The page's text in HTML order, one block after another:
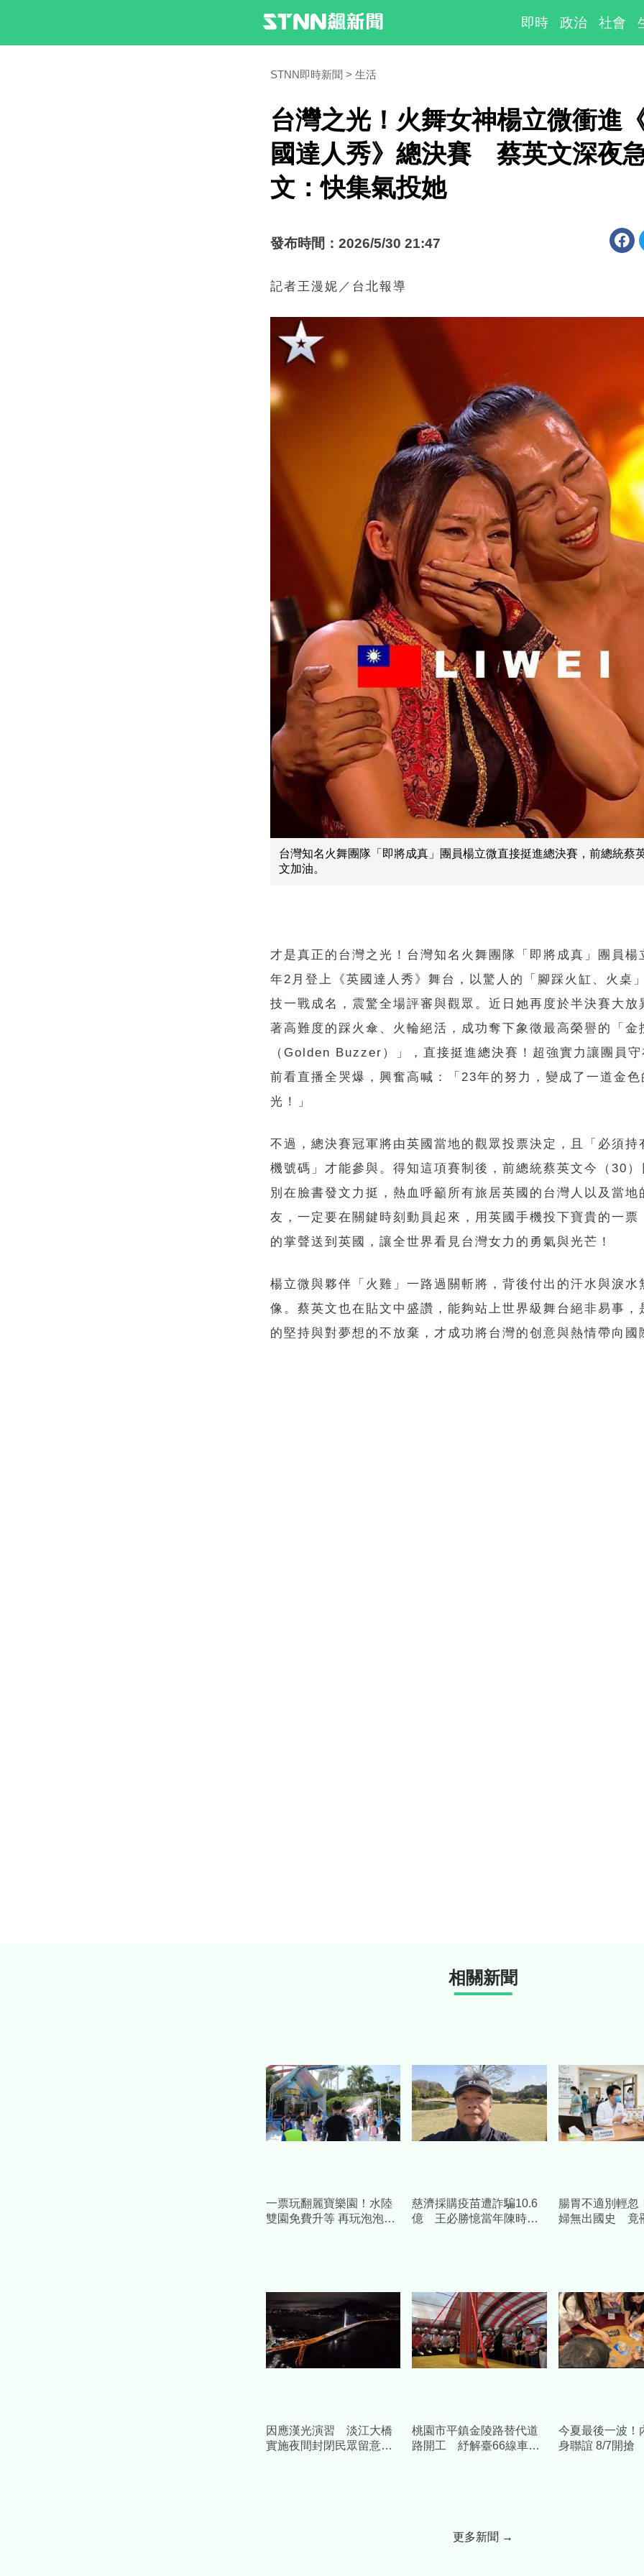
即時 政治 社會
STNN即時新聞 生活
台灣之光！火舞女神楊立微衝進
國達人秀》總決賽 蔡英文深夜
文：快集氣投她
發布時間：2026/5/30 21:47
記者王漫妮／台北報導
台灣知名火舞團隊「即將成真」團員楊立微直接挺進總決賽，前總統蔡
文加油。
才是真正的台灣之光！台灣知名火舞團隊「即將成真」團員楊
年2月登上《英國達人秀》舞台，以驚人的「腳踩火缸、火桌
技一戰成名，震驚全場評審與觀眾。近日她再度於半決賽大放
著高難度的踩火傘、火輪絕活，成功奪下象徵最高榮譽的「金
（Golden Buzzer）」，直接挺進總決賽！超強實力讓團員守
前看直播全哭爆，興奮高喊：「23年的努力，變成了一道金色
光！」
不過，總決賽冠軍將由英國當地的觀眾投票決定，且「必須持
機號碼」才能參與。得知這項賽制後，前總統蔡英文今（30）
別在臉書發文力挺，熱血呼籲所有旅居英國的台灣人以及當地
友，一定要在關鍵時刻動員起來，用英國手機投下寶貴的一票
的掌聲送到英國，讓全世界看見台灣女力的勇氣與光芒！
楊立微與夥伴「火雞」一路過關斬將，背後付出的汗水與淚水
像。蔡英文也在貼文中盛讚，能夠站上世界級舞台絕非易事，
的堅持與對夢想的不放棄，才成功將台灣的创意與熱情帶向國
相關新聞
一票玩翻麗寶樂園！水陸
雙園免費升等 再玩泡泡
慈濟採購疫苗遭詐騙10.6
億 王必勝憶當年陳時中
腸胃不適別輕忽
婦無出國史 竟
因應漢光演習 淡江大橋
實施夜間封閉民眾留意時
桃園市平鎮金陵路替代道
路開工 紓解臺66線車潮
今夏最後一波！
身聯誼 8/7開搶
更多新聞 →